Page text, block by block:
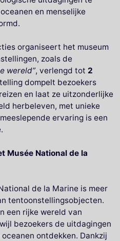
en menselijke
organiseert het museum
zoals de
wereld”, verlengd tot 2
dompelt bezoekers
en laat ze uitzonderlijke
herbeleven, met unieke
ervaring is een
Musée National de la
de la Marine is meer
tentoonstellingsobjecten.
een rijke wereld van
bezoekers de uitdagingen
ontdekken. Dankzij